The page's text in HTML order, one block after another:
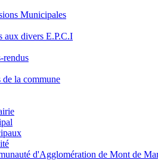
Municipales
aux divers E.P.C.I
rendus
de la commune
d'Agglomération de Mont de